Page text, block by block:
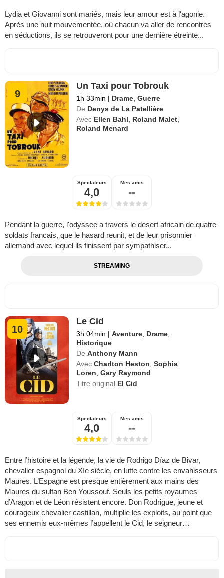
Lydia et Giovanni sont mariés, mais leur amour est à l'agonie.
Après une nuit mouvementée, où chacun va aller de rencontres
en séductions, ils se retrouveront pour une dernière étreinte...
9
Un Taxi pour Tobrouk
1h 33min | Drame ,Guerre
De Denys de La Patellière
Avec Ellen Bahl Roland Malet
Roland Menard
Spectateurs
4,0
Mes amis
--
Pendant la guerre, l'odyssee a travers le desert africain de quatre
soldats francais, que le hasard reunit, et de leur prisonnier
allemand avec lequel ils finissent par sympathiser...
STREAMING
10
Le Cid
3h 04min | Aventure Drame
Historique
De Anthony Mann
Avec Charlton Heston ,Sophia
Loren ,Gary Raymond
Titre original El Cid
Spectateurs
4,0
Mes amis
--
Entre l’histoire et la légende, la vie de Rodrigo Díaz de Bivar,
chevalier espagnol du XIe siècle, en lutte contre les envahisseurs
Maures. L’Espagne est presque entièrement aux mains des
Maures du sultan Ben Youssouf. Seuls les petits royaumes
d’Aragon et de Léon résistent encore. Don Rodrigue, jeune et
courageux chevalier castillan, multiplie les exploits, au point que
ses ennemis eux-mêmes l’appellent le Cid, le seigneur…